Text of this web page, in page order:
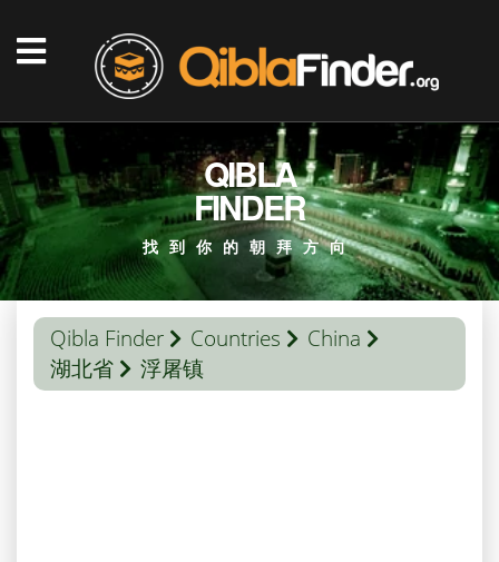
QIBLA
FINDER
找到你的朝拜方向
Qibla Finder Countries
China
湖北省
浮屠镇